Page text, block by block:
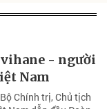
- người
Nam
Chính trị, Chủ tịch